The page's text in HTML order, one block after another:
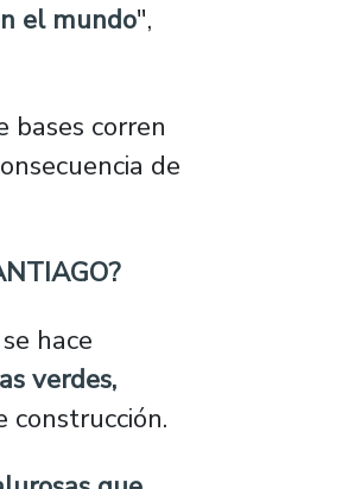
el mundo",
bases corren
de
hace
verdes,
construcción.